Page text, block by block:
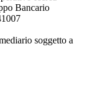
Bancario
soggetto a